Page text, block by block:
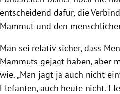
entscheidend dafür, die
Mammut und den
Man sei relativ sicher, dass
Mammuts gejagt haben, aber
wie. „Man jagt ja auch nicht
Elefanten, auch heute nicht.